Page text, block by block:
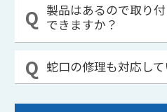
製品はあるので取り
できますか？
蛇口の修理も対応し